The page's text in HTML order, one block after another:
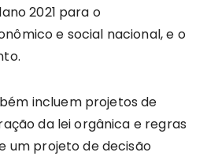
2021 para o
e social nacional, e o
incluem projetos de
da lei orgânica e regras
um projeto de decisão